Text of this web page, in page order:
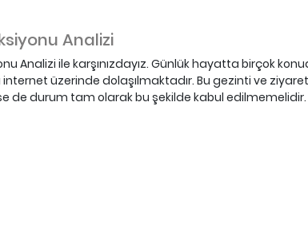
Analizi
Analizi ile karşınızdayız. Günlük hayatta birçok
üzerinde dolaşılmaktadır. Bu gezinti ve
de durum tam olarak bu şekilde kabul edilmemelidir.